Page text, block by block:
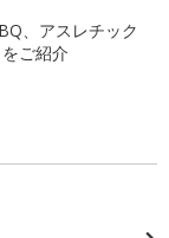
、アスレチック
ご紹介